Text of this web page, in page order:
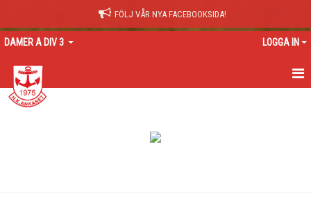
FÖLJ VÅR NYA FACEBOOKSIDA!
DAMER A DIV 3 LOGGA IN
HEM